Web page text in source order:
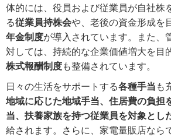
体的には、役員および従業員が自社株
る従業員持株会や、老後の資金形成を
年金制度が導入されています。また、
対しては、持続的な企業価値増大を目
株式報酬制度も整備されています。
日々の生活をサポートする各種手当も
地域に応じた地域手当、住居費の負担
当、扶養家族を持つ従業員を対象とし
給されます。さらに、家電量販店なら